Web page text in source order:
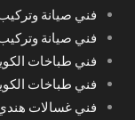
فني صيانة
فني صيانة
فني طباخات الكويت
فني طباخات
فني غسالات